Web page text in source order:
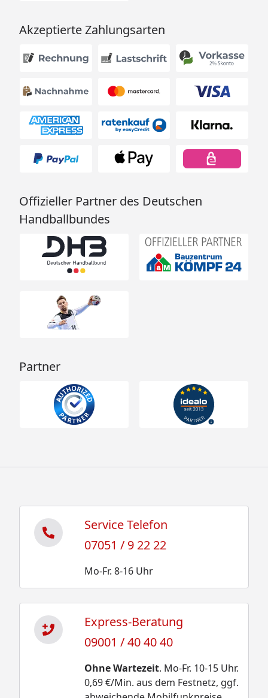
Akzeptierte Zahlungsarten
Offizieller Partner des Deutschen
Handballbundes
Partner
Service Telefon
07051 / 9 22 22
Mo-Fr. 8-16 Uhr
Express-Beratung
09001 / 40 40 40
Ohne Wartezeit. Mo-Fr. 10-15 Uhr.
0,69 €/Min. aus dem Festnetz, ggf.